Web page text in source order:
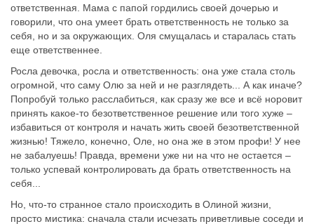
ответственная. Мама с папой гордились своей дочерью и
говорили, что она умеет брать ответственность не только за
себя, но и за окружающих. Оля смущалась и старалась стать
еще ответственнее.
Росла девочка, росла и ответственность: она уже стала столь
огромной, что саму Олю за ней и не разглядеть... А как иначе?
Попробуй только расслабиться, как сразу же все и всё норовит
принять какое-то безответственное решение или того хуже –
избавиться от контроля и начать жить своей безответственной
жизнью! Тяжело, конечно, Оле, но она же в этом профи! У нее
не забалуешь! Правда, времени уже ни на что не остается –
только успевай контролировать да брать ответственность на
себя...
Но, что-то странное стало происходить в Олиной жизни,
просто мистика: сначала стали исчезать приветливые соседи и